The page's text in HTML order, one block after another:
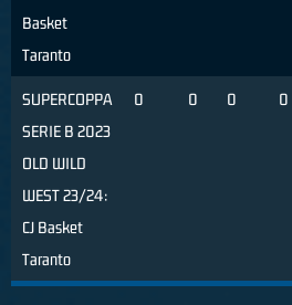
Basket
Taranto
SUPERCOPPA
SERIE B 2023
OLD WILD
WEST 23/24:
CJ Basket
Taranto
0 0 0 0